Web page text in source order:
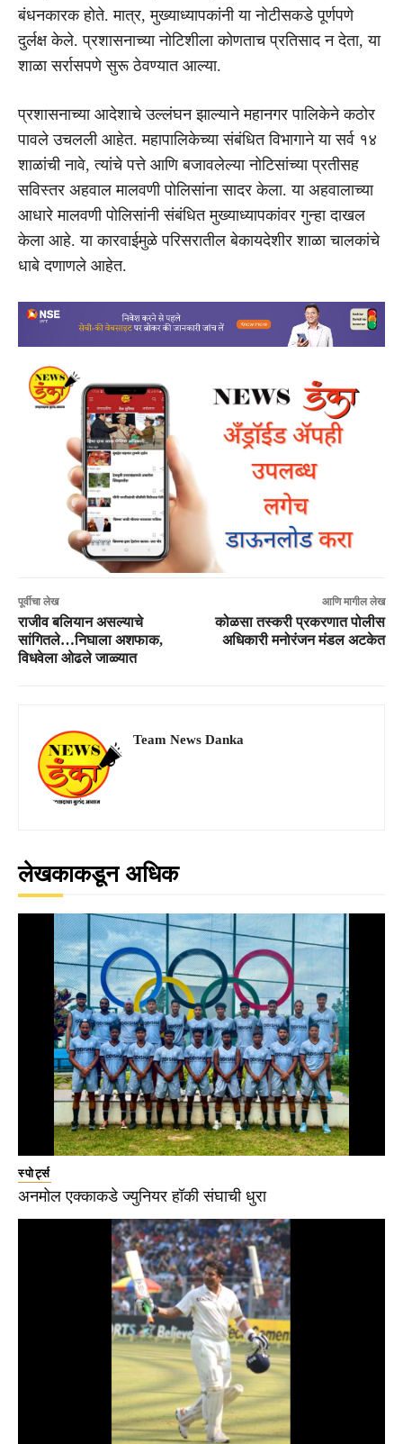
बंधनकारक होते. मात्र, मुख्याध्यापकांनी या नोटीसकडे पूर्णपणे
दुर्लक्ष केले. प्रशासनाच्या नोटिशीला कोणताच प्रतिसाद न देता, या
शाळा सर्रासपणे सुरू ठेवण्यात आल्या.
प्रशासनाच्या आदेशाचे उल्लंघन झाल्याने महानगर पालिकेने कठोर
पावले उचलली आहेत. महापालिकेच्या संबंधित विभागाने या सर्व १४
शाळांची नावे, त्यांचे पत्ते आणि बजावलेल्या नोटिसांच्या प्रतीसह
सविस्तर अहवाल मालवणी पोलिसांना सादर केला. या अहवालाच्या
आधारे मालवणी पोलिसांनी संबंधित मुख्याध्यापकांवर गुन्हा दाखल
केला आहे. या कारवाईमुळे परिसरातील बेकायदेशीर शाळा चालकांचे
धाबे दणाणले आहेत.
पूर्वीचा लेख
राजीव बलियान असल्याचे
सांगितले…निघाला अशफाक,
विधवेला ओढले जाळ्यात
आणि मागील लेख
कोळसा तस्करी प्रकरणात पोलीस
अधिकारी मनोरंजन मंडल अटकेत
Team News Danka
लेखकाकडून अधिक
स्पोर्ट्स
अनमोल एक्काकडे ज्युनियर हॉकी संघाची धुरा